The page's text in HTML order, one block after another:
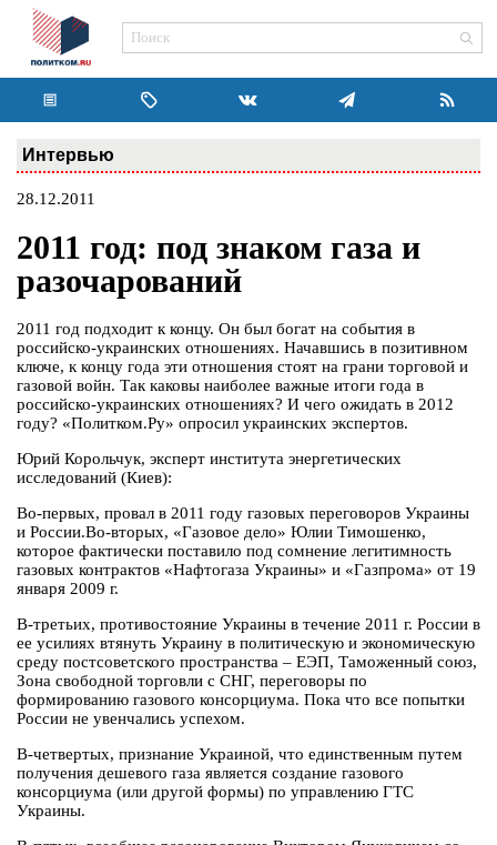
Интервью
28.12.2011
2011 год: под знаком газа и
разочарований
2011 год подходит к концу. Он был богат на события в
российско-украинских отношениях. Начавшись в позитивном
ключе, к концу года эти отношения стоят на грани торговой и
газовой войн. Так каковы наиболее важные итоги года в
российско-украинских отношениях? И чего ожидать в 2012
году? «Политком.Ру» опросил украинских экспертов.
Юрий Корольчук, эксперт института энергетических
исследований (Киев):
Во-первых, провал в 2011 году газовых переговоров Украины
и России.Во-вторых, «Газовое дело» Юлии Тимошенко,
которое фактически поставило под сомнение легитимность
газовых контрактов «Нафтогаза Украины» и «Газпрома» от 19
января 2009 г.
В-третьих, противостояние Украины в течение 2011 г. России в
ее усилиях втянуть Украину в политическую и экономическую
среду постсоветского пространства – ЕЭП, Таможенный союз,
Зона свободной торговли с СНГ, переговоры по
формированию газового консорциума. Пока что все попытки
России не увенчались успехом.
В-четвертых, признание Украиной, что единственным путем
получения дешевого газа является создание газового
консорциума (или другой формы) по управлению ГТС
Украины.